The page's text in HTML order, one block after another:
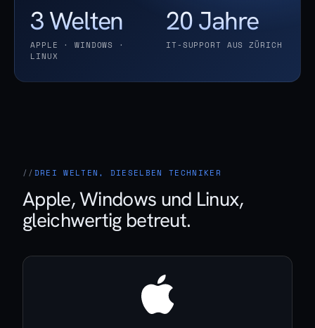
3 Welten
APPLE · WINDOWS ·
LINUX
20 Jahre
IT-SUPPORT AUS ZÜRICH
DREI WELTEN, DIESELBEN TECHNIKER
Apple, Windows und Linux,
gleichwertig betreut.